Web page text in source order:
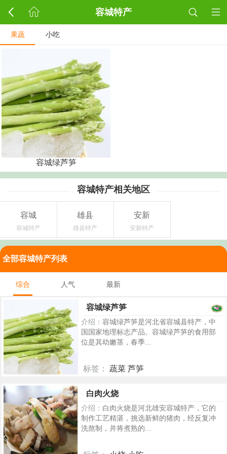
容城特产
果蔬 小吃
容城绿芦笋
容城特产相关地区
容城
容城特产
雄县
雄县特产
安新
安新特产
全部容城特产列表
综合 人气 最新
容城绿芦笋
介绍： 容城绿芦笋是河北省容城县特产，中
国国家地理标志产品。容城绿芦笋的食用部
位是其幼嫩茎，春季...
标签： 蔬菜 芦笋
白肉火烧
介绍： 白肉火烧是河北雄安容城特产，它的
制作工艺精湛，挑选新鲜的猪肉，经反复冲
洗熬制，并将煮熟的...